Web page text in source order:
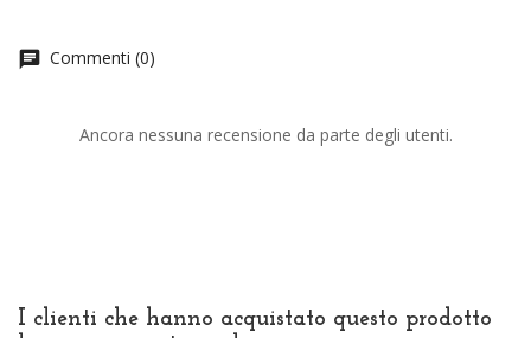
chat Commenti (0)
Ancora nessuna recensione da parte degli utenti.
I clienti che hanno acquistato questo prodotto